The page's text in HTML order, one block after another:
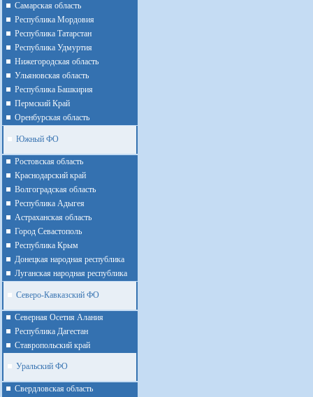
Cамарская область
Республика Мордовия
Республика Татарстан
Республика Удмуртия
Нижегородская область
Ульяновская область
Республика Башкирия
Пермский Край
Оренбурская область
Южный ФО
Ростовская область
Краснодарский край
Волгоградская область
Республика Адыгея
Астраханская область
Город Севастополь
Республика Крым
Донецкая народная республика
Луганская народная республика
Северо-Кавказский ФО
Северная Осетия Алания
Республика Дагестан
Ставропольский край
Уральский ФО
Cвердловская область